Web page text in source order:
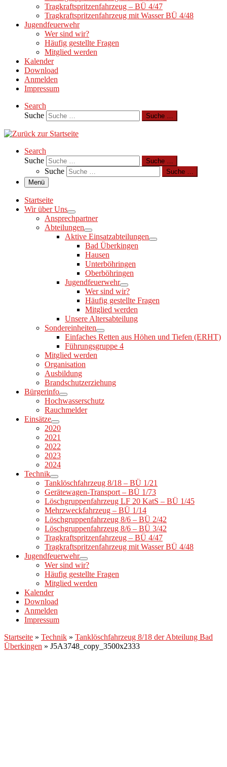
Tragkraftspritzenfahrzeug – BÜ 4/47
Tragkraftspritzenfahrzeug mit Wasser BÜ 4/48
Jugendfeuerwehr
Wer sind wir?
Häufig gestellte Fragen
Mitglied werden
Kalender
Download
Anmelden
Impressum
Search
Suche
Suche …
Search
Suche
Suche …
Suche
Suche …
Menü
Startseite
Wir über Uns
Ansprechpartner
Abteilungen
Aktive Einsatzabteilungen
Bad Überkingen
Hausen
Unterböhringen
Oberböhringen
Jugendfeuerwehr
Wer sind wir?
Häufig gestellte Fragen
Mitglied werden
Unsere Altersabteilung
Sondereinheiten
Einfaches Retten aus Höhen und Tiefen (ERHT)
Führungsgruppe 4
Mitglied werden
Organisation
Ausbildung
Brandschutzerziehung
Bürgerinfo
Hochwasserschutz
Rauchmelder
Einsätze
2020
2021
2022
2023
2024
Technik
Tanklöschfahrzeug 8/18 – BÜ 1/21
Gerätewagen-Transport – BÜ 1/73
Löschgruppenfahrzeug LF 20 KatS – BÜ 1/45
Mehrzweckfahrzeug – BÜ 1/14
Löschgruppenfahrzeug 8/6 – BÜ 2/42
Löschgruppenfahrzeug 8/6 – BÜ 3/42
Tragkraftspritzenfahrzeug – BÜ 4/47
Tragkraftspritzenfahrzeug mit Wasser BÜ 4/48
Jugendfeuerwehr
Wer sind wir?
Häufig gestellte Fragen
Mitglied werden
Kalender
Download
Anmelden
Impressum
Startseite » Technik » Tanklöschfahrzeug 8/18 der Abteilung Bad
Überkingen » J5A3748_copy_3500x2333